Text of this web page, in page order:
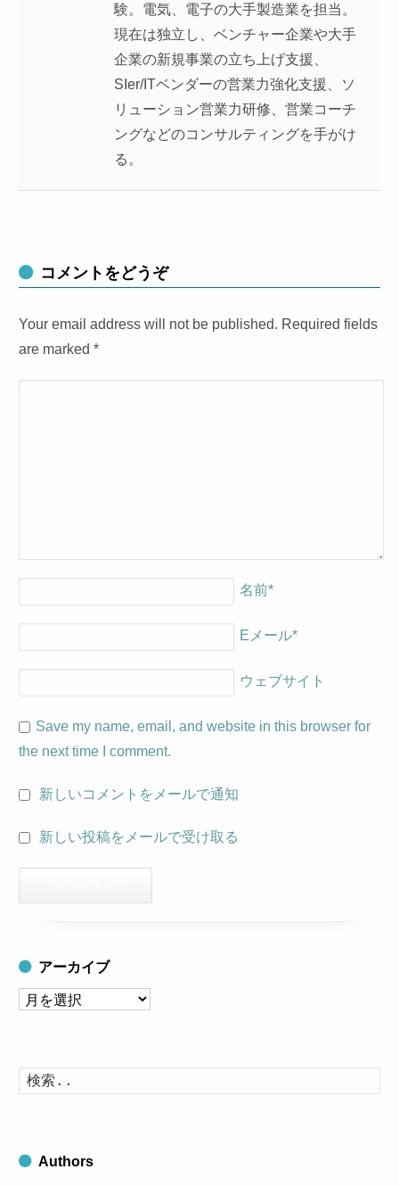
験。電気、電子の大手製造業を担当。
現在は独立し、ベンチャー企業や大手
企業の新規事業の立ち上げ支援、
SIer/ITベンダーの営業力強化支援、ソ
リューション営業力研修、営業コーチ
ングなどのコンサルティングを手がけ
る。
コメントをどうぞ
Your email address will not be published. Required fields
are marked*
名前*
Eメール*
ウェブサイト
Save my name, email, and website in this browser for
the next time I comment.
新しいコメントをメールで通知
新しい投稿をメールで受け取る
アーカイブ
ア
イ
ブ
索
Authors